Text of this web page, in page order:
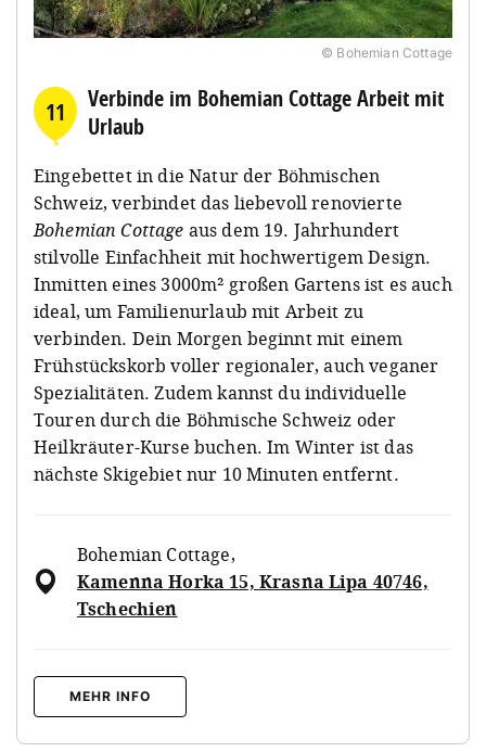
© Bohemian Cottage
11
Verbinde im Bohemian Cottage Arbeit mit
Urlaub
Eingebettet in die Natur der Böhmischen
Schweiz, verbindet das liebevoll renovierte
Bohemian Cottage aus dem 19. Jahrhundert
stilvolle Einfachheit mit hochwertigem Design.
Inmitten eines 3000m² großen Gartens ist es auch
ideal, um Familienurlaub mit Arbeit zu
verbinden. Dein Morgen beginnt mit einem
Frühstückskorb voller regionaler, auch veganer
Spezialitäten. Zudem kannst du individuelle
Touren durch die Böhmische Schweiz oder
Heilkräuter-Kurse buchen. Im Winter ist das
nächste Skigebiet nur 10 Minuten entfernt.
Bohemian Cottage,
Kamenna Horka 15, Krasna Lipa 40746,
Tschechien
MEHR INFO